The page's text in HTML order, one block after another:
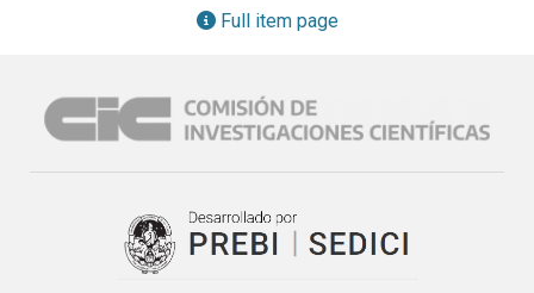
poblaciones de Fusarium graminearum de la región triguera
Fusarium graminearum ante un manejo sustentable.
Selección asistida de genes inducibles que otorgan
caracterización patógena genética y molecular.
Enfermedades fúngicas de semillas y granos: etiología,
epidemiología y alternativas de control de bajo impacto
Full item page